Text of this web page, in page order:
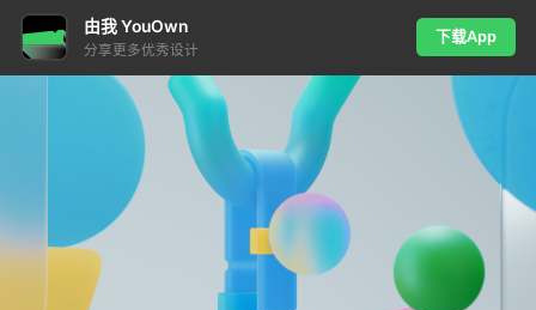
由我 YouOwn
分享更多优秀设计
下载App